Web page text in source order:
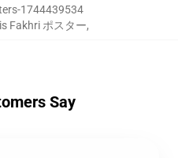
1744439534
Fakhri ポスター,
Say